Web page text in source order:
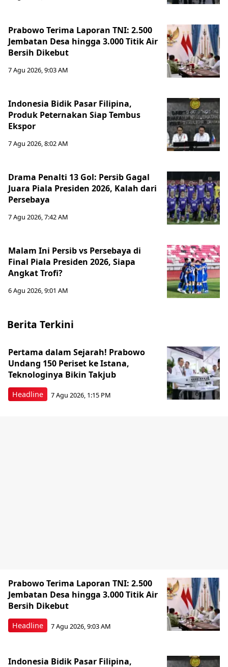
Prabowo Terima Laporan TNI: 2.500
Jembatan Desa hingga 3.000 Titik Air
Bersih Dikebut
7 Agu 2026, 9:03 AM
Indonesia Bidik Pasar Filipina,
Produk Peternakan Siap Tembus
Ekspor
7 Agu 2026, 8:02 AM
Drama Penalti 13 Gol: Persib Gagal
Juara Piala Presiden 2026, Kalah dari
Persebaya
7 Agu 2026, 7:42 AM
Malam Ini Persib vs Persebaya di
Final Piala Presiden 2026, Siapa
Angkat Trofi?
6 Agu 2026, 9:01 AM
Berita Terkini
Headline
Pertama dalam Sejarah! Prabowo
Undang 150 Periset ke Istana,
Teknologinya Bikin Takjub
7 Agu 2026, 1:15 PM
Headline
Prabowo Terima Laporan TNI: 2.500
Jembatan Desa hingga 3.000 Titik Air
Bersih Dikebut
7 Agu 2026, 9:03 AM
Indonesia Bidik Pasar Filipina,